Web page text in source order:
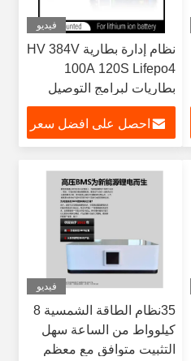
فيديو
نظام إدارة بطارية HV 384V
100A 120S Lifepo4
بطاريات لبرامج التوصيل
اللاسلكي والبيس مع
CAN/RS485 برنامج إرسال
الاتصالات
احصل على افضل سعر
فيديو
35نظام الطاقة الشمسية 8
كيلوواط من الساعة سهل
التثبيت متوافق مع معظم